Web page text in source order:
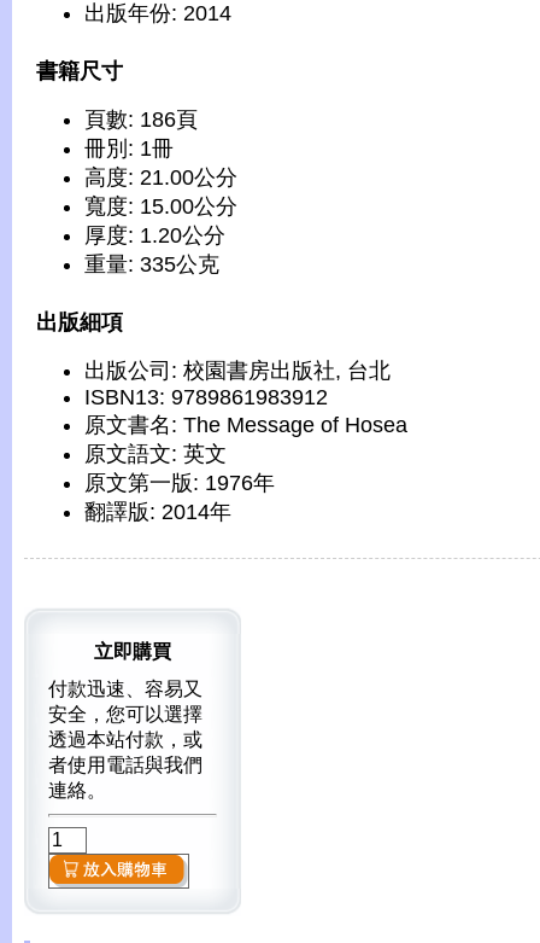
出版年份: 2014
書籍尺寸
頁數: 186頁
冊別: 1冊
高度: 21.00公分
寬度: 15.00公分
厚度: 1.20公分
重量: 335公克
出版細項
出版公司: 校園書房出版社, 台北
ISBN13: 9789861983912
原文書名: The Message of Hosea
原文語文: 英文
原文第一版: 1976年
翻譯版: 2014年
立即購買
付款迅速、容易又
安全，您可以選擇
透過本站付款，或
者使用電話與我們
連絡。